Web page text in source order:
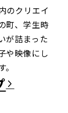
のクリエイ
町、学生時
が詰まった
や映像にし